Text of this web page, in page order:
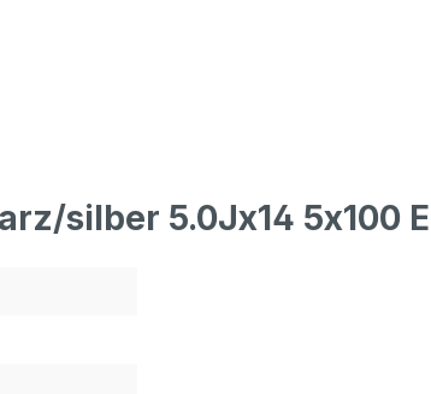
silber 5.0Jx14 5x100